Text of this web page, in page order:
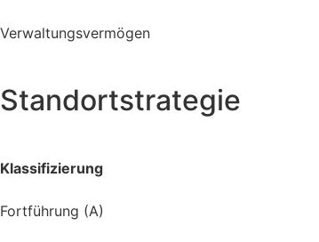
Verwaltungsvermögen
Standortstrategie
Klassifizierung
Fortführung (A)